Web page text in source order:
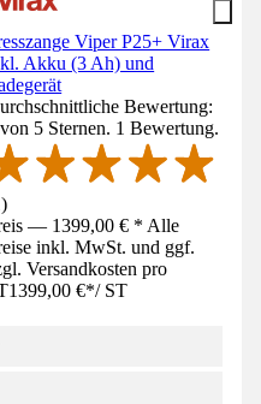
Viper P25+ Virax
Akku (3 Ah) und
Bewertung:
5 Sternen. 1 Bewertung.
)
— 1399,00 € * Alle
inkl. MwSt. und ggf.
Versandkosten pro
1399,00 €*/ ST